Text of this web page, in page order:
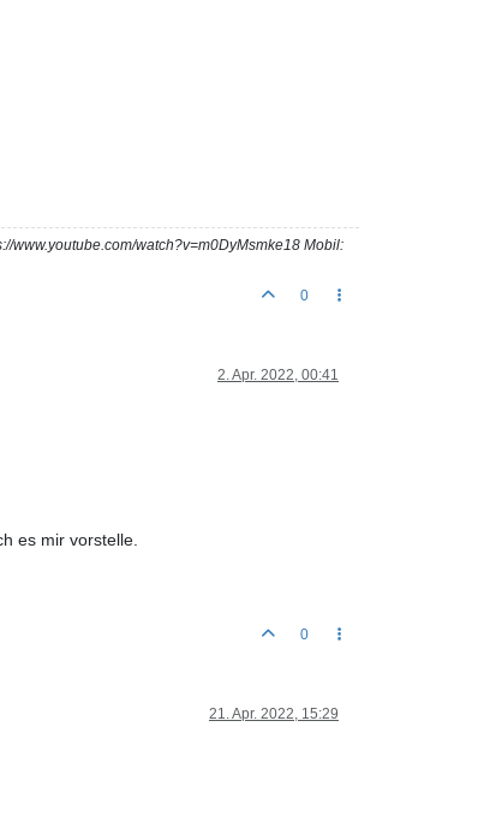
www.youtube.com/watch?v=m0DyMsmke18 Mobil:
0
2. Apr. 2022, 00:41
es mir vorstelle.
0
21. Apr. 2022, 15:29